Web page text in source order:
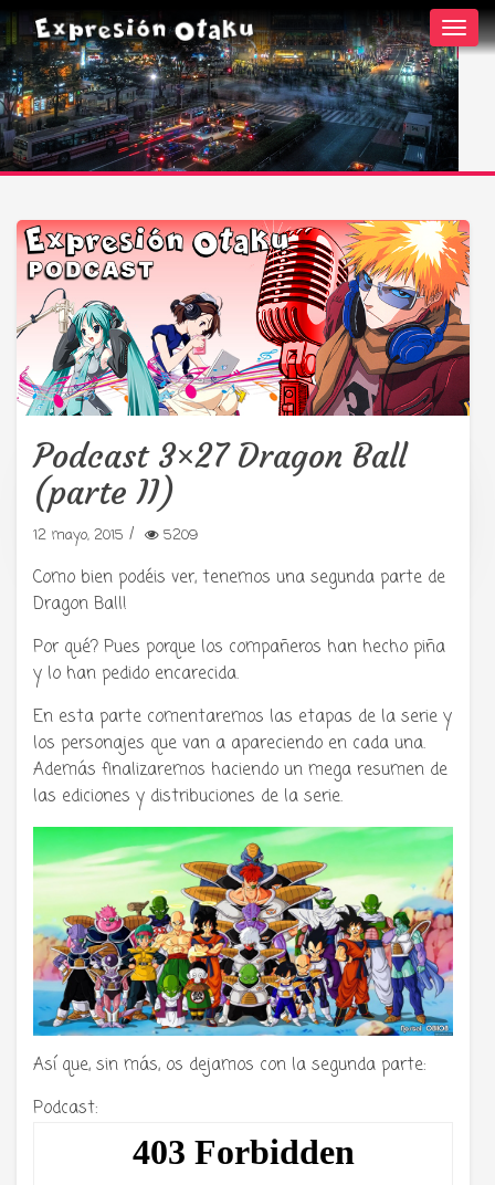
Tu radio y podcast sobre manga,
anime y cultura japonesa ツ
Podcast 3×27 Dragon Ball
(parte II)
12 mayo, 2015 / 5209
Como bien podéis ver, tenemos una segunda parte de
Dragon Ball!
Por qué? Pues porque los compañeros han hecho piña
y lo han pedido encarecida.
En esta parte comentaremos las etapas de la serie y
los personajes que van a apareciendo en cada una.
Además finalizaremos haciendo un mega resumen de
las ediciones y distribuciones de la serie.
Así que, sin más, os dejamos con la segunda parte:
Podcast: